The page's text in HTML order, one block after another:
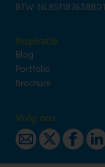
BTW: NL851187638B01
Inspiratie
Blog
Portfolio
Brochure
Volg ons